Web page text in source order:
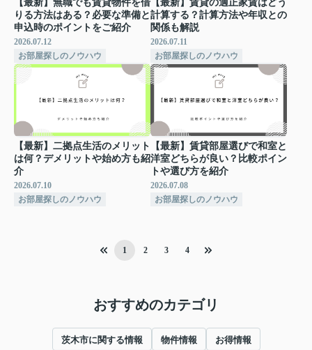
【最新】無職でも賃貸物件を借
りる方法はある？必要な準備と
申込時のポイントをご紹介
2026.07.12
お部屋探しのノウハウ
【最新】賃貸の適正家賃はどう
計算する？計算方法や年収との
関係も解説
2026.07.11
お部屋探しのノウハウ
【最新】二拠点生活のメリット
は何？デメリットや始め方も紹
介
2026.07.10
お部屋探しのノウハウ
【最新】賃貸部屋選びで和室と
洋室どちらが良い？比較ポイン
トや選び方を紹介
2026.07.08
お部屋探しのノウハウ
1 2 3 4
おすすめのカテゴリ
茨木市に関する情報 物件情報 お得情報